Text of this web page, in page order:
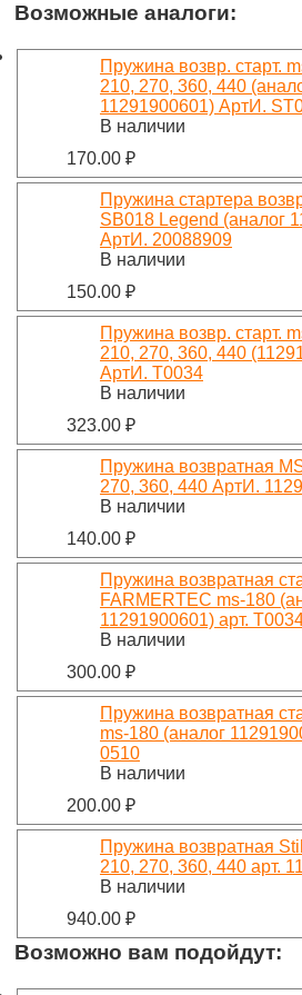
Возможные аналоги:
Пружина возвр. старт.
210, 270, 360, 440
11291900601) АртИ.
В наличии
170.00 ₽
Пружина стартера
SB018 Legend (аналог
АртИ. 20088909
В наличии
150.00 ₽
Пружина возвр. старт.
210, 270, 360, 440
АртИ. T0034
В наличии
323.00 ₽
Пружина возвратная
270, 360, 440 АртИ.
В наличии
140.00 ₽
Пружина возвратная
FARMERTEC ms-180
11291900601) арт.
В наличии
300.00 ₽
Пружина возвратная
ms-180 (аналог
0510
В наличии
200.00 ₽
Пружина возвратная
210, 270, 360, 440 арт.
В наличии
940.00 ₽
Возможно вам подойдут: